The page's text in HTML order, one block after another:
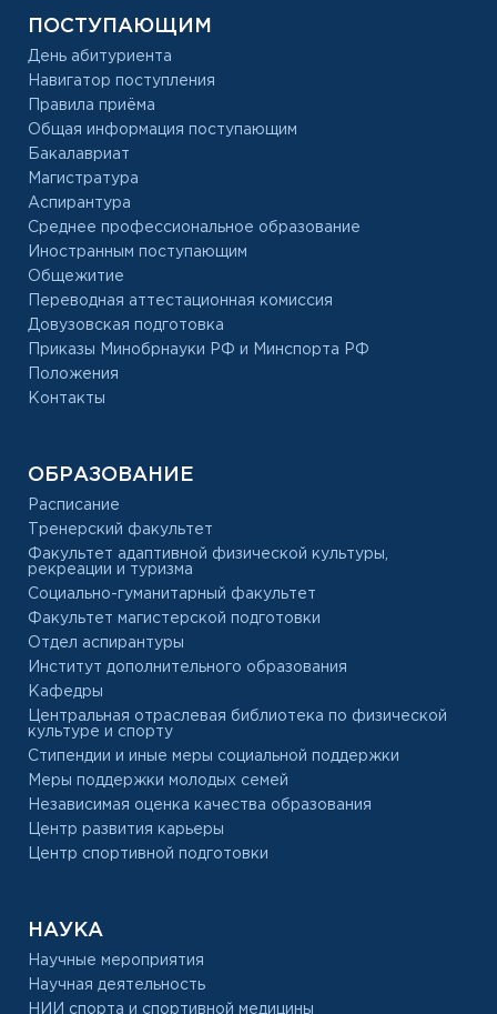
ПОСТУПАЮЩИМ
День абитуриента
Навигатор поступления
Правила приёма
Общая информация поступающим
Бакалавриат
Магистратура
Аспирантура
Среднее профессиональное образование
Иностранным поступающим
Общежитие
Переводная аттестационная комиссия
Довузовская подготовка
Приказы Минобрнауки РФ и Минспорта РФ
Положения
Контакты
ОБРАЗОВАНИЕ
Расписание
Тренерский факультет
Факультет адаптивной физической культуры,
рекреации и туризма
Социально-гуманитарный факультет
Факультет магистерской подготовки
Отдел аспирантуры
Институт дополнительного образования
Кафедры
Центральная отраслевая библиотека по физической
культуре и спорту
Стипендии и иные меры социальной поддержки
Меры поддержки молодых семей
Независимая оценка качества образования
Центр развития карьеры
Центр спортивной подготовки
НАУКА
Научные мероприятия
Научная деятельность
НИИ спорта и спортивной медицины